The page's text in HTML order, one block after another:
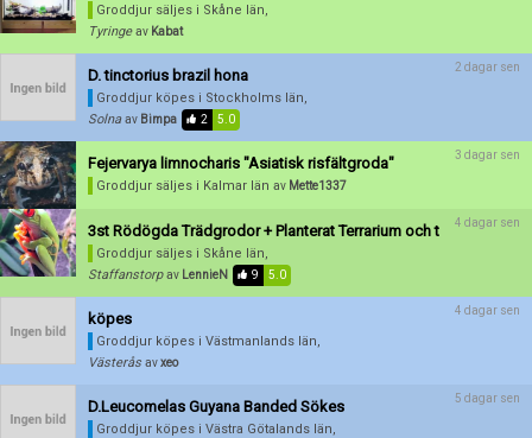
Groddjur säljes i Skåne län,
Tyringe av Kabat
D. tinctorius brazil hona
Groddjur köpes i Stockholms län,
Solna av Bimpa 2 5.0
2 dagar sen
Fejervarya limnocharis "Asiatisk risfältgroda"
Groddjur säljes i Kalmar län av Mette1337
3 dagar sen
3st Rödögda Trädgrodor + Planterat Terrarium och t
Groddjur säljes i Skåne län,
Staffanstorp av LennieN 9 5.0
4 dagar sen
köpes
Groddjur köpes i Västmanlands län,
Västerås avxeo
4 dagar sen
D.Leucomelas Guyana Banded Sökes
Groddjur köpes i Västra Götalands län,
5 dagar sen
Skapa konto